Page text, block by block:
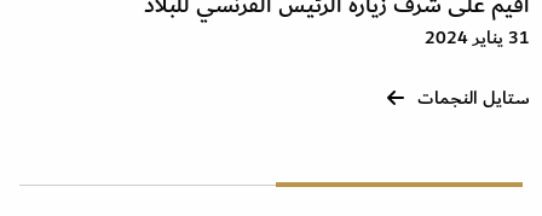
31 يناير 2024
ستايل النجمات